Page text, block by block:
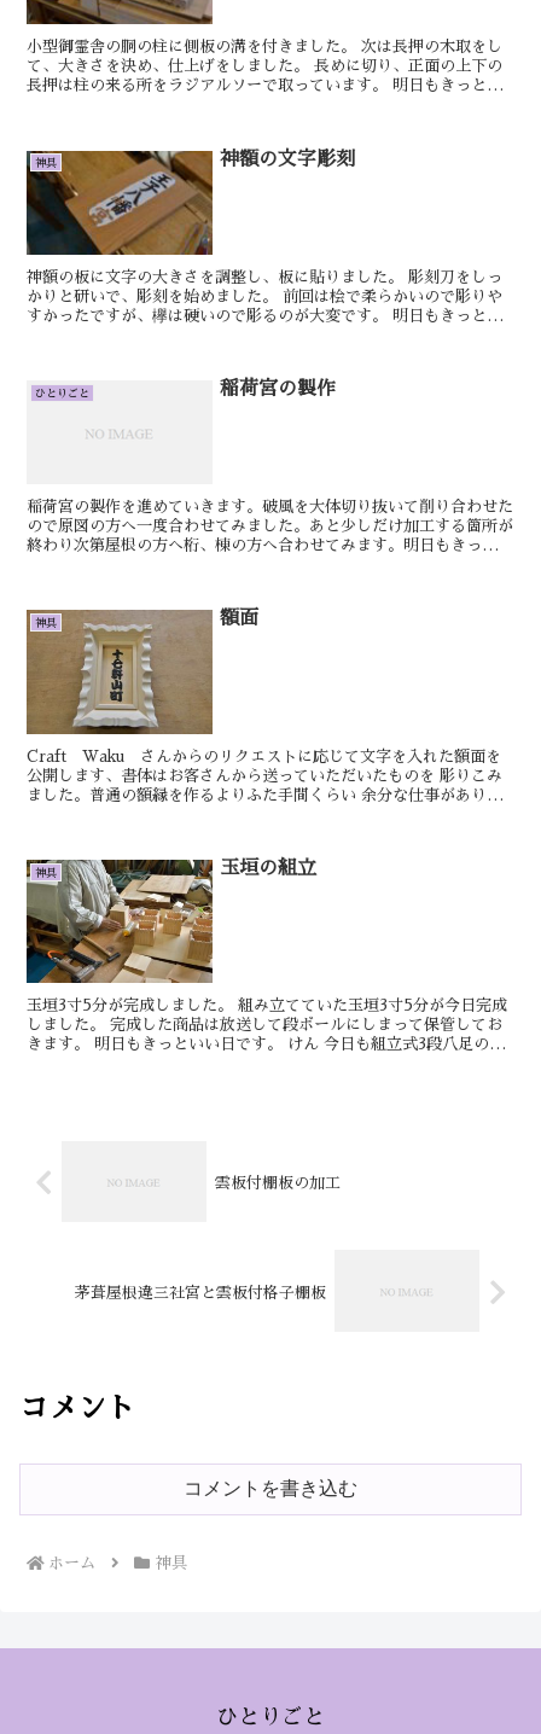
小型御霊舎の胴の柱に側板の溝を付きました。 次は長押の木取をし
て、大きさを決め、仕上げをしました。 長めに切り、正面の上下の
長押は柱の来る所をラジアルソーで取っています。 明日もきっとい
神具 神額の文字彫刻
神額の板に文字の大きさを調整し、板に貼りました。 彫刻刀をしっ
かりと研いで、彫刻を始めました。 前回は桧で柔らかいので彫りや
すかったですが、欅は硬いので彫るのが大変です。 明日もきっとい
ひとりごと 稲荷宮の製作
稲荷宮の製作を進めていきます。破風を大体切り抜いて削り合わせた
ので原図の方へ一度合わせてみました。あと少しだけ加工する箇所が
終わり次第屋根の方へ桁、棟の方へ合わせてみます。明日もきっとい
神具 額面
Craft Waku さんからのリクエストに応じて文字を入れた額面を
公開します、書体はお客さんから送っていただいたものを 彫りこみ
ました。普通の額縁を作るよりふた手間くらい 余分な仕事がありま
神具 玉垣の組立
玉垣3寸5分が完成しました。 組み立てていた玉垣3寸5分が今日完成
しました。 完成した商品は放送して段ボールにしまって保管してお
きます。 明日もきっといい日です。 けん 今日も組立式3段八足の脚
雲板付棚板の加工
茅葺屋根違三社宮と雲板付格子棚板
コメント
コメントを書き込む
ホーム 神具
ひとりごと